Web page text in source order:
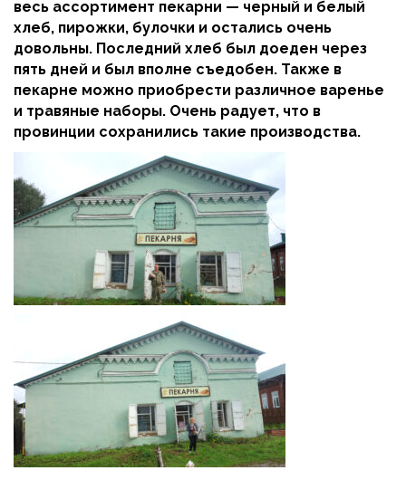
весь ассортимент пекарни — черный и белый
хлеб, пирожки, булочки и остались очень
довольны. Последний хлеб был доеден через
пять дней и был вполне съедобен. Также в
пекарне можно приобрести различное варенье
и травяные наборы. Очень радует, что в
провинции сохранились такие производства.